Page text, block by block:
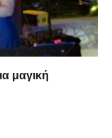
μαγική